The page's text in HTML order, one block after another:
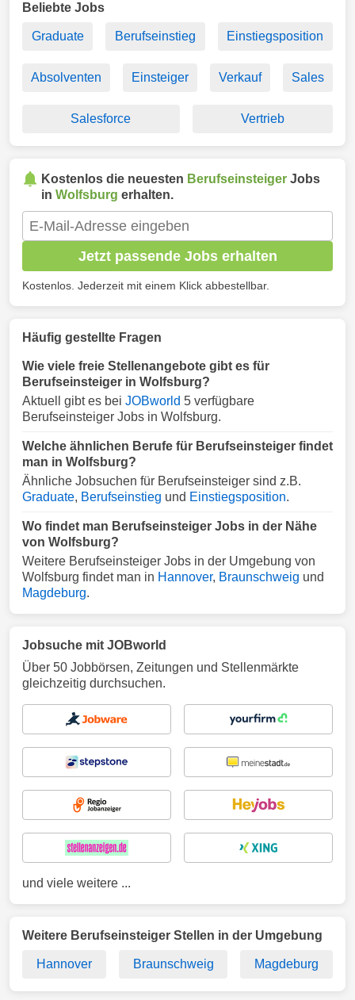
Beliebte Jobs
Graduate Berufseinstieg Einstiegsposition
Absolventen Einsteiger Verkauf Sales
Salesforce Vertrieb
Kostenlos die neuesten Berufseinsteiger Jobs
in Wolfsburg erhalten.
Jetzt passende Jobs erhalten
Kostenlos. Jederzeit mit einem Klick abbestellbar.
Häufig gestellte Fragen
Wie viele freie Stellenangebote gibt es für
Berufseinsteiger in Wolfsburg?
Aktuell gibt es bei JOBworld 5 verfügbare
Berufseinsteiger Jobs in Wolfsburg.
Welche ähnlichen Berufe für Berufseinsteiger findet
man in Wolfsburg?
Ähnliche Jobsuchen für Berufseinsteiger sind z.B.
Graduate, Berufseinstieg und Einstiegsposition.
Wo findet man Berufseinsteiger Jobs in der Nähe
von Wolfsburg?
Weitere Berufseinsteiger Jobs in der Umgebung von
Wolfsburg findet man in Hannover, Braunschweig und
Magdeburg.
Jobsuche mit JOBworld
Über 50 Jobbörsen, Zeitungen und Stellenmärkte
gleichzeitig durchsuchen.
und viele weitere ...
Weitere Berufseinsteiger Stellen in der Umgebung
Hannover Braunschweig Magdeburg